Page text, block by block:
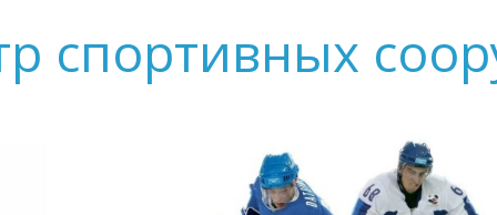
спортивных